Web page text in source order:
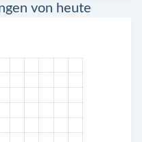
von heute